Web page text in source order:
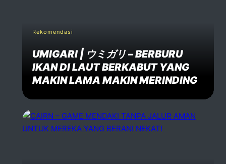
Rekomendasi
UMIGARI | ウミガリ – BERBURU
IKAN DI LAUT BERKABUT YANG
MAKIN LAMA MAKIN MERINDING